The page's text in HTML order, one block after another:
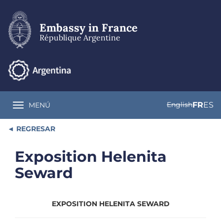
main
content
Embassy in France
République Argentine
Toggle navigation
MENÚ EnglishFRES
REGRESAR
Exposition Helenita
Seward
EXPOSITION HELENITA SEWARD